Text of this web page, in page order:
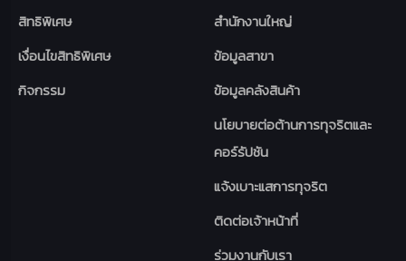
สิทธิพิเศษ
เงื่อนไขสิทธิพิเศษ
กิจกรรม
สำนักงานใหญ่
ข้อมูลสาขา
ข้อมูลคลังสินค้า
นโยบายต่อต้านการทุจริตและ
คอร์รัปชัน
แจ้งเบาะแสการทุจริต
ติดต่อเจ้าหน้าที่
ร่วมงานกับเรา